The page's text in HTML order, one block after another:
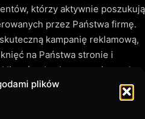
plików
którzy aktywnie poszukują
przez Państwa firmę.
kampanię reklamową,
na Państwa stronie i
do skorzystania z usług.
– nasz zespół specjalistów od
zadba o Państwa obecność